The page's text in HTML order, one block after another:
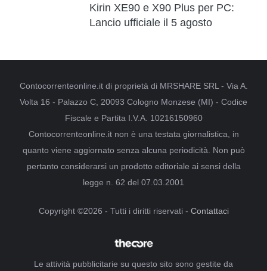
Kirin XE90 e X90 Plus per PC:
Lancio ufficiale il 5 agosto
Contocorrenteonline.it di proprietà di MRSHARE SRL - Via A.
Volta 16 - Palazzo C, 20093 Cologno Monzese (MI) - Codice
Fiscale e Partita I.V.A. 10216150960
Contocorrenteonline.it non è una testata giornalistica, in
quanto viene aggiornato senza alcuna periodicità. Non può
pertanto considerarsi un prodotto editoriale ai sensi della
legge n. 62 del 07.03.2001
Copyright ©2026 - Tutti i diritti riservati - Contattaci
Le attività pubblicitarie su questo sito sono gestite da